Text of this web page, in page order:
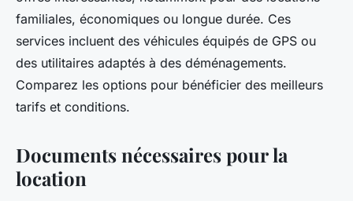
familiales, économiques ou longue durée. Ces
services incluent des véhicules équipés de GPS ou
des utilitaires adaptés à des déménagements.
Comparez les options pour bénéficier des meilleurs
tarifs et conditions.
Documents nécessaires pour la
location